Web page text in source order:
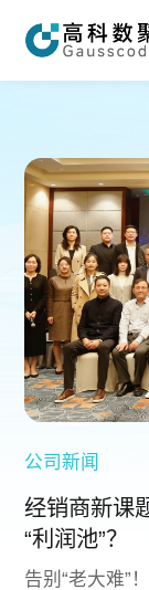
解决方案
成功案例
智研院
关于我们
公司新闻
经销商新课
“利润池”？
告别“老大难”